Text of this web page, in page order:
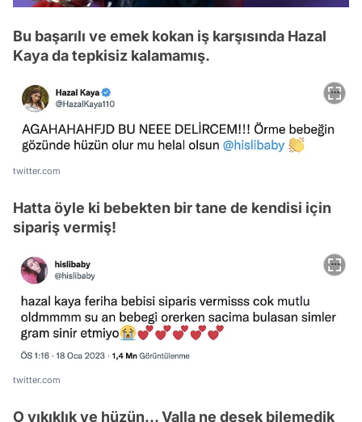
Bu başarılı ve emek kokan iş karşısında Hazal
Kaya da tepkisiz kalamamış.
twitter.com
Hatta öyle ki bebekten bir tane de kendisi için
sipariş vermiş!
twitter.com
O yıkıklık ve hüzün... Valla ne desek bilemedik